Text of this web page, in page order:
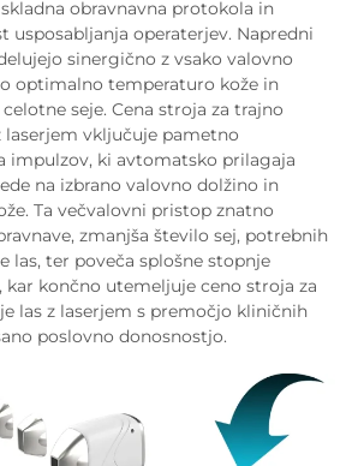
obravnavna protokola in
usposabljanja operaterjev. Napredni
sinergično z vsako valovno
optimalno temperaturo kože in
seje. Cena stroja za trajno
laserjem vključuje pametno
impulzov, ki avtomatsko prilagaja
na izbrano valovno dolžino in
Ta večvalovni pristop znatno
zmanjša število sej, potrebnih
las, ter poveča splošne stopnje
kar končno utemeljuje ceno stroja za
las z laserjem s premočjo kliničnih
poslovno donosnostjo.